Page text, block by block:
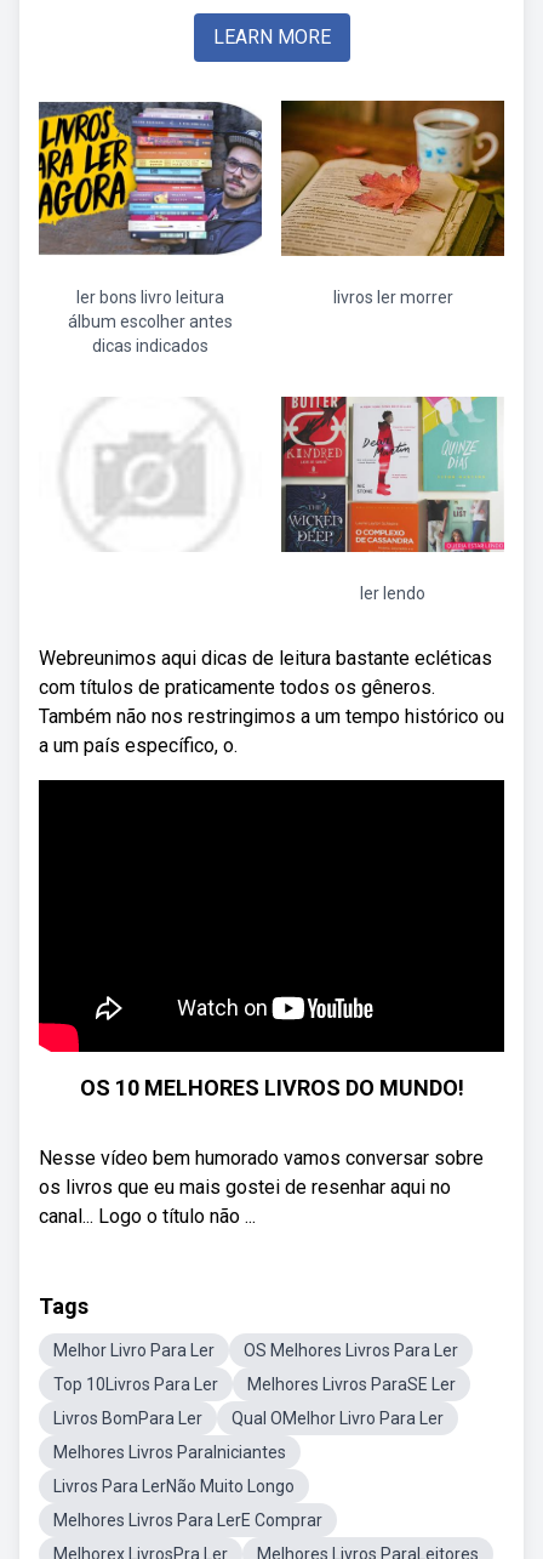
LEARN MORE
ler bons livro leitura
álbum escolher antes
dicas indicados
livros ler morrer
ler lendo
Webreunimos aqui dicas de leitura bastante ecléticas
com títulos de praticamente todos os gêneros.
Também não nos restringimos a um tempo histórico ou
a um país específico, o.
OS 10 MELHORES LIVROS DO MUNDO!
Nesse vídeo bem humorado vamos conversar sobre
os livros que eu mais gostei de resenhar aqui no
canal... Logo o título não ...
Tags
Melhor Livro Para Ler
OS Melhores Livros Para Ler
Top 10Livros Para Ler
Melhores Livros ParaSE Ler
Livros BomPara Ler
Qual OMelhor Livro Para Ler
Melhores Livros ParaIniciantes
Livros Para LerNão Muito Longo
Melhores Livros Para LerE Comprar
Melhorex LivrosPra Ler
Melhores Livros ParaLeitores